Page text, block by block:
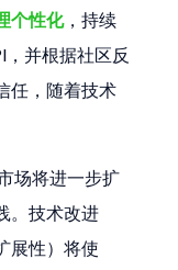
个性化，持续
并根据社区反
任，随着技术
场将进一步扩
。技术改进
展性）将使